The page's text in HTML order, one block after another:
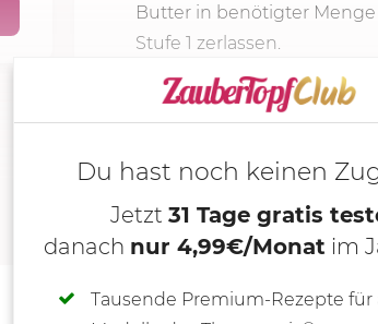
Butter in benötigter
Stufe 1 zerlassen.
Du hast noch keinen
Jetzt 31 Tage gratis
danach nur 4,99€/Monat im
Tausende Premium-Rezepte für